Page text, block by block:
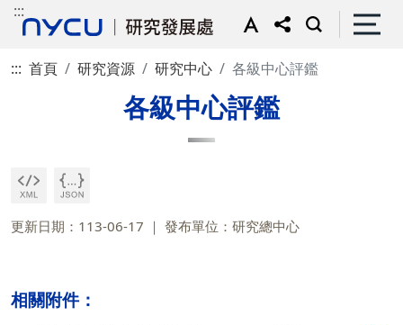
:::
::: 首頁 研究資源 研究中心 各級中心評鑑
各級中心評鑑
更新日期：113-06-17 發布單位：研究總中心
相關附件：